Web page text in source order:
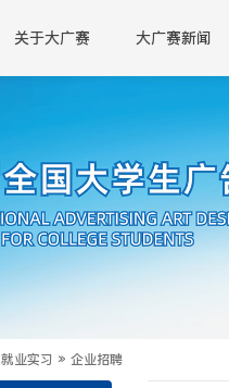
关于大广赛 大广赛新闻
就业实习 » 企业招聘